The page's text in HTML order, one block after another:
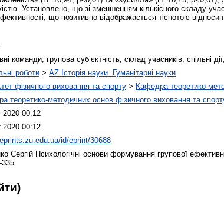
Установлено, що зі зменшенням кількісного складу
що позитивно відображається тіснотою
команди, групова суб’єктність, склад учасників, спільні
роботи > AZ Історія науки. Гуманітарні науки
фізичного виховання та спорту > Кафедра теоретико-
теоретико-методичних основ фізичного виховання та
00:12
00:12
id/eprint/30688
Сергій Психологічні основи формування групової